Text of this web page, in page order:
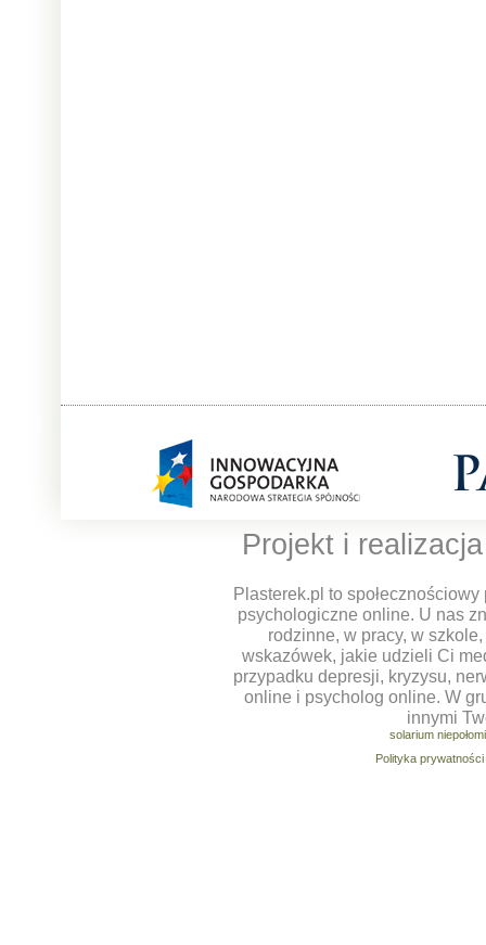
Projekt i
Plasterek.pl to
psychologiczne online. U nas
rodzinne, w pracy, w
wskazówek, jakie udzieli Ci
przypadku depresji, kryzysu,
online i psycholog online. W
innymi
solarium
Polityka prywatności